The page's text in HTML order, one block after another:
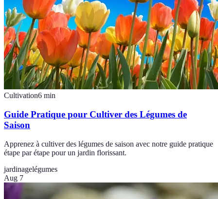
Cultivation6 min
Guide Pratique pour Cultiver des Légumes de
Saison
Apprenez à cultiver des légumes de saison avec notre guide pratique
étape par étape pour un jardin florissant.
jardinagelégumes
Aug 7